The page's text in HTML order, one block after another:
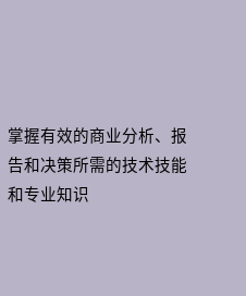
掌握有效的商业分析、报
告和决策所需的技术技能
和专业知识